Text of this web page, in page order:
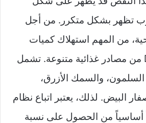
تظهر بشكل متكرر. من أجل
من المهم استهلاك كميات
كافية من فيتامين D من مصادر غذائية متنوعة. تشمل
والسمك الأزرق،
البيض. لذلك، يعتبر اتباع نظام
أساسياً من الحصول على نسبة